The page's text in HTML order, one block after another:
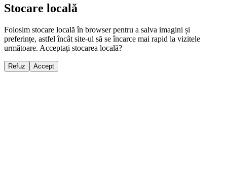
Stocare locală
Folosim stocare locală în browser pentru a salva imagini și
preferințe, astfel încât site-ul să se încarce mai rapid la vizitele
următoare. Acceptați stocarea locală?
Refuz Accept